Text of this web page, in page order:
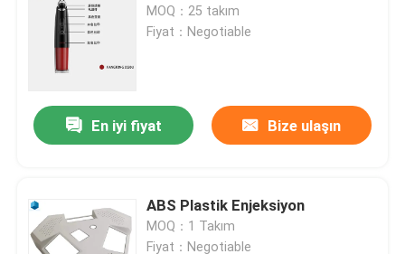
MOQ：25 takım
Fiyat：Negotiable
En iyi fiyat Bize ulaşın
ABS Plastik Enjeksiyon
MOQ：1 Takım
Fiyat：Negotiable